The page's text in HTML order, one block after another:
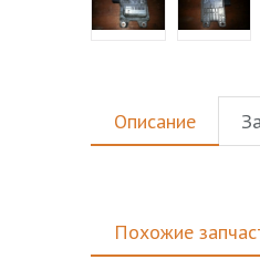
Описание
Похожие